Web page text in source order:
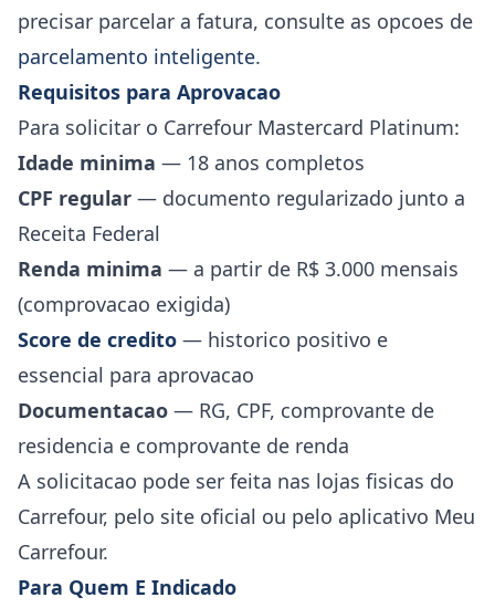
precisar parcelar a fatura, consulte as opcoes de
parcelamento inteligente.
Requisitos para Aprovacao
Para solicitar o Carrefour Mastercard Platinum:
Idade minima — 18 anos completos
CPF regular — documento regularizado junto a
Receita Federal
Renda minima — a partir de R$ 3.000 mensais
(comprovacao exigida)
Score de credito — historico positivo e
essencial para aprovacao
Documentacao — RG, CPF, comprovante de
residencia e comprovante de renda
A solicitacao pode ser feita nas lojas fisicas do
Carrefour, pelo site oficial ou pelo aplicativo Meu
Carrefour.
Para Quem E Indicado